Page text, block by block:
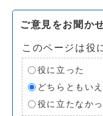
ご意見をお聞か
このページは役
役に立った
どちらともい
役に立たなか